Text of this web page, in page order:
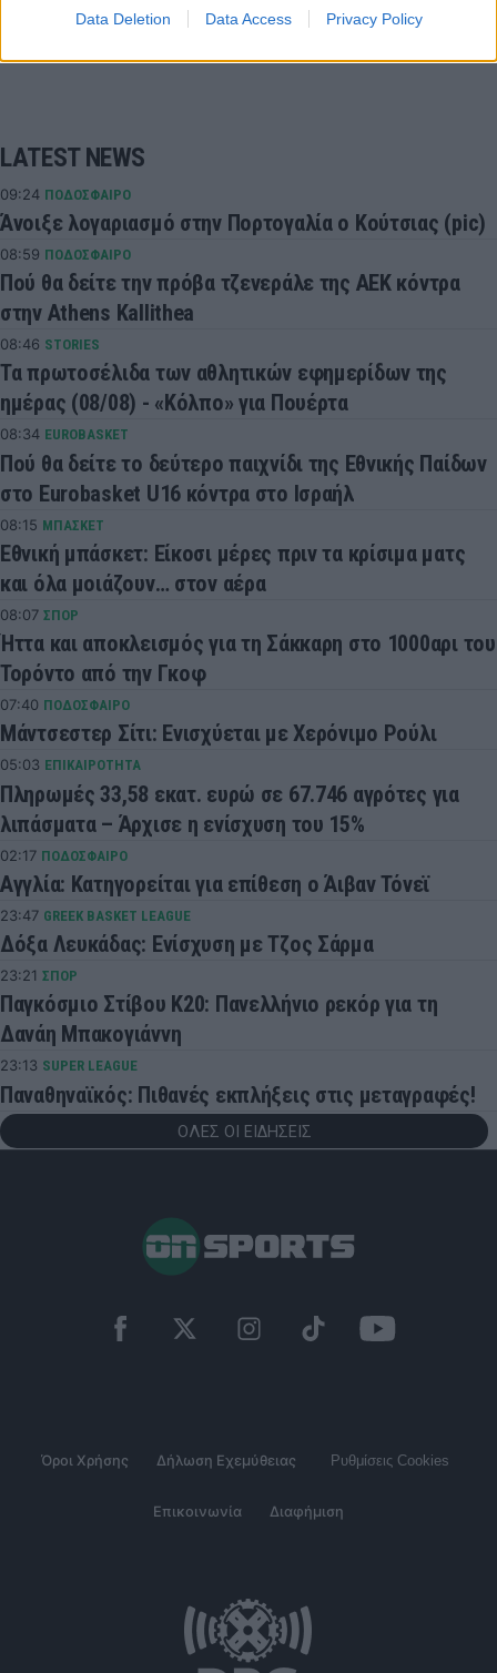
Data Deletion Data Access Privacy Policy
Συνδεθείτε για να σχολιάσετε
LATEST NEWS
09:24 ΠΟΔΟΣΦΑΙΡΟ
Άνοιξε λογαριασμό στην Πορτογαλία ο Κούτσιας (pic)
08:59 ΠΟΔΟΣΦΑΙΡΟ
Πού θα δείτε την πρόβα τζενεράλε της ΑΕΚ κόντρα
στην Athens Kallithea
08:46 STORIES
Τα πρωτοσέλιδα των αθλητικών εφημερίδων της
ημέρας (08/08) - «Κόλπο» για Πουέρτα
08:34 EUROBASKET
Πού θα δείτε το δεύτερο παιχνίδι της Εθνικής Παίδων
στο Eurobasket U16 κόντρα στο Ισραήλ
08:15 ΜΠΑΣΚΕΤ
Εθνική μπάσκετ: Είκοσι μέρες πριν τα κρίσιμα ματς
και όλα μοιάζουν… στον αέρα
08:07 ΣΠΟΡ
Ήττα και αποκλεισμός για τη Σάκκαρη στο 1000αρι του
Τορόντο από την Γκοφ
07:40 ΠΟΔΟΣΦΑΙΡΟ
Μάντσεστερ Σίτι: Ενισχύεται με Χερόνιμο Ρούλι
05:03 ΕΠΙΚΑΙΡΟΤΗΤΑ
Πληρωμές 33,58 εκατ. ευρώ σε 67.746 αγρότες για
λιπάσματα – Άρχισε η ενίσχυση του 15%
02:17 ΠΟΔΟΣΦΑΙΡΟ
Αγγλία: Κατηγορείται για επίθεση ο Άιβαν Τόνεϊ
23:47 GREEK BASKET LEAGUE
Δόξα Λευκάδας: Ενίσχυση με Τζος Σάρμα
23:21 ΣΠΟΡ
Παγκόσμιο Στίβου Κ20: Πανελλήνιο ρεκόρ για τη
Δανάη Μπακογιάννη
23:13 SUPER LEAGUE
Παναθηναϊκός: Πιθανές εκπλήξεις στις μεταγραφές!
ΟΛΕΣ ΟΙ ΕΙΔΗΣΕΙΣ
Όροι Χρήσης Δήλωση Εχεμύθειας Ρυθμίσεις Cookies
Επικοινωνία Διαφήμιση